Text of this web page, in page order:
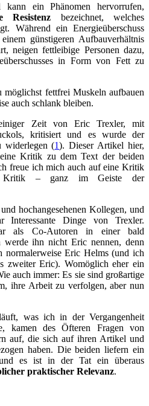
kann ein Phänomen hervorrufen,
Resistenz bezeichnet, welches
Während ein Energieüberschuss
günstigeren Aufbauverhältnis
neigen fettleibige Personen dazu,
in Form von Fett zu
fettfrei Muskeln aufbauen
auch schlank bleiben.
Zeit von Eric Trexler, mit
kritisiert und es wurde der
widerlegen (1). Dieser Artikel hier,
Kritik zu dem Text der beiden
freue ich mich auch auf eine Kritik
– ganz im Geiste der
hochangesehenen Kollegen, und
Dinge von Trexler.
als Co-Autoren in einer bald
werde ihn nicht Eric nennen, denn
normalerweise Eric Helms (und ich
zweiter Eric). Womöglich eher ein
auch immer: Es sie sind großartige
ihre Arbeit zu verfolgen, aber nun
was ich in der Vergangenheit
kamen des Öfteren Fragen von
auf, die sich auf ihren Artikel und
haben. Die beiden liefern ein
es ist in der Tat ein überaus
praktischer Relevanz.